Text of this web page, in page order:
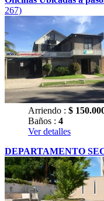
267)
Arriendo : $
Baños : 4
Ver detalles
DEPARTAMENTO